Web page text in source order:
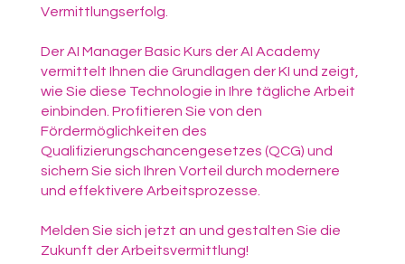
Vermittlungserfolg.
Der AI Manager Basic Kurs der AI Academy
vermittelt Ihnen die Grundlagen der KI und zeigt,
wie Sie diese Technologie in Ihre tägliche Arbeit
einbinden. Profitieren Sie von den
Fördermöglichkeiten des
Qualifizierungschancengesetzes (QCG) und
sichern Sie sich Ihren Vorteil durch modernere
und effektivere Arbeitsprozesse.
Melden Sie sich jetzt an und gestalten Sie die
Zukunft der Arbeitsvermittlung!